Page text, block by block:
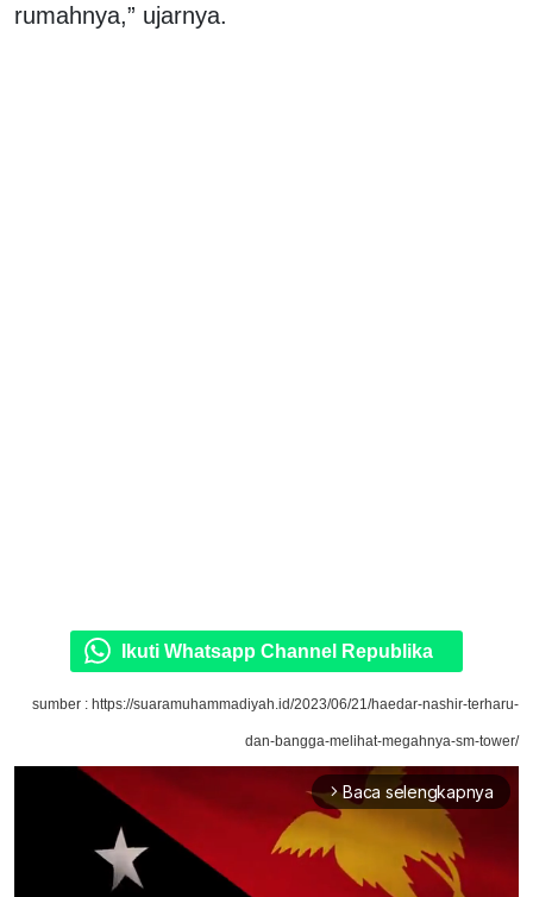
rumahnya,” ujarnya.
Ikuti Whatsapp Channel Republika
sumber : https://suaramuhammadiyah.id/2023/06/21/haedar-nashir-terharu-
dan-bangga-melihat-megahnya-sm-tower/
arrow_forward_ios Baca selengkapnya